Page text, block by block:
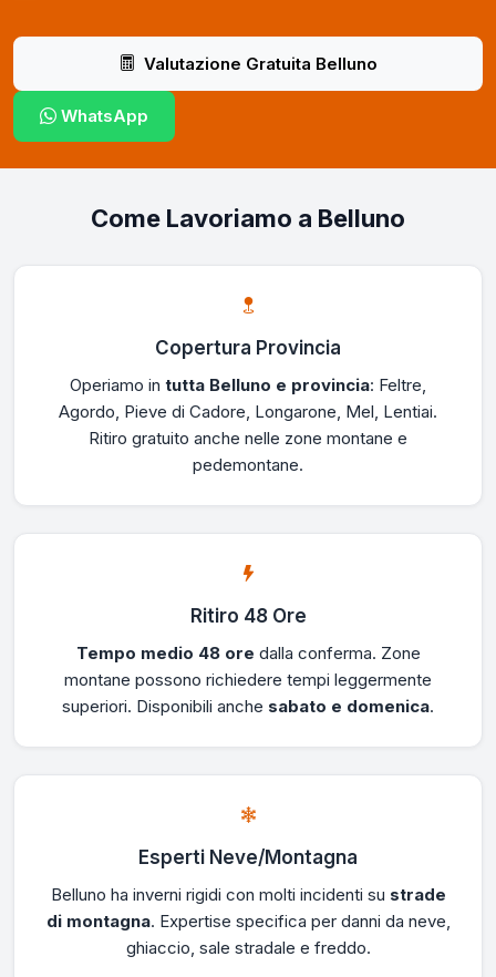
Valutazione Gratuita Belluno
WhatsApp
Come Lavoriamo a Belluno
Copertura Provincia
Operiamo in tutta Belluno e provincia: Feltre,
Agordo, Pieve di Cadore, Longarone, Mel, Lentiai.
Ritiro gratuito anche nelle zone montane e
pedemontane.
Ritiro 48 Ore
Tempo medio 48 ore dalla conferma. Zone
montane possono richiedere tempi leggermente
superiori. Disponibili anche sabato e domenica.
Esperti Neve/Montagna
Belluno ha inverni rigidi con molti incidenti su strade
di montagna. Expertise specifica per danni da neve,
ghiaccio, sale stradale e freddo.